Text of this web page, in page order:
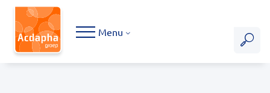
Hoofdmenu
Menu